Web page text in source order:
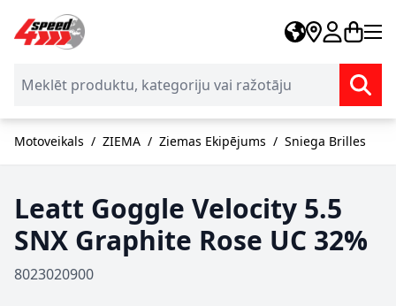
Skip to Content
Motoveikals / ZIEMA / Ziemas Ekipējums / Sniega Brilles
Leatt Goggle Velocity 5.5
SNX Graphite Rose UC 32%
8023020900